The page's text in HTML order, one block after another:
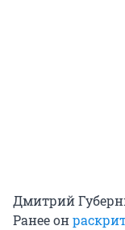
Дмитрий
Ранее он